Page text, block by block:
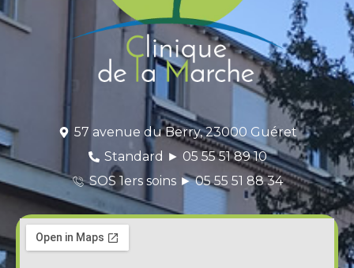
57 avenue du Berry, 23000 Guéret
Standard ► 05 55 51 89 10
SOS 1ers soins ► 05 55 51 88 34